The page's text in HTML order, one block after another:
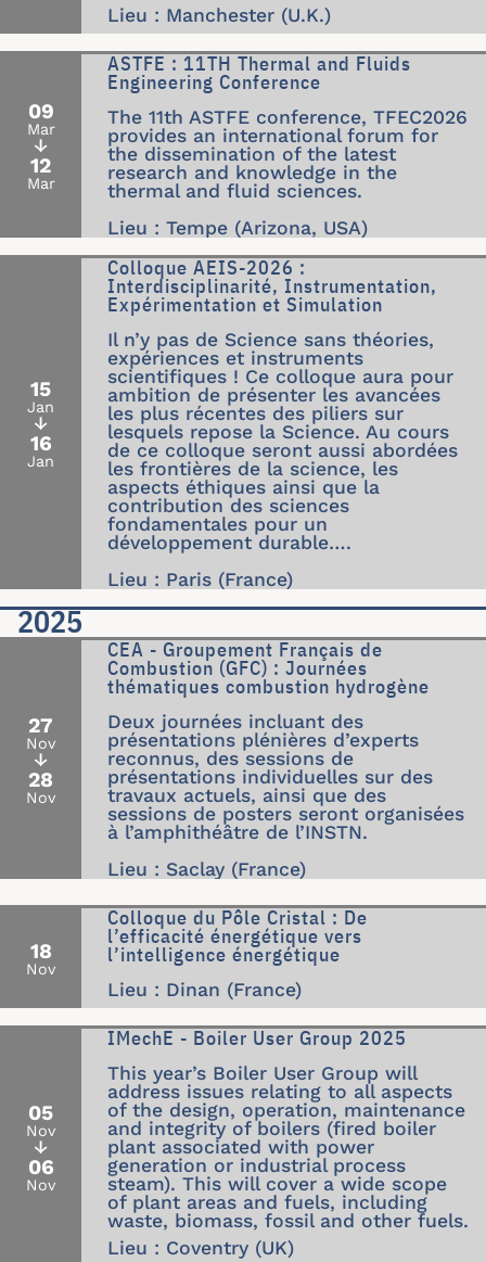
Lieu : Manchester (U.K.)
09
Mar
↓
12
Mar
ASTFE : 11TH Thermal and Fluids
Engineering Conference
The 11th ASTFE conference, TFEC2026
provides an international forum for
the dissemination of the latest
research and knowledge in the
thermal and fluid sciences.
Lieu : Tempe (Arizona, USA)
15
Jan
↓
16
Jan
Colloque AEIS-2026 :
Interdisciplinarité, Instrumentation,
Expérimentation et Simulation
Il n’y pas de Science sans théories,
expériences et instruments
scientifiques ! Ce colloque aura pour
ambition de présenter les avancées
les plus récentes des piliers sur
lesquels repose la Science. Au cours
de ce colloque seront aussi abordées
les frontières de la science, les
aspects éthiques ainsi que la
contribution des sciences
fondamentales pour un
développement durable….
Lieu : Paris (France)
2025
27
Nov
↓
28
Nov
CEA - Groupement Français de
Combustion (GFC) : Journées
thématiques combustion hydrogène
Deux journées incluant des
présentations plénières d’experts
reconnus, des sessions de
présentations individuelles sur des
travaux actuels, ainsi que des
sessions de posters seront organisées
à l’amphithéâtre de l’INSTN.
Lieu : Saclay (France)
18
Nov
Colloque du Pôle Cristal : De
l’efficacité énergétique vers
l’intelligence énergétique
Lieu : Dinan (France)
05
Nov
↓
06
Nov
IMechE - Boiler User Group 2025
This year’s Boiler User Group will
address issues relating to all aspects
of the design, operation, maintenance
and integrity of boilers (fired boiler
plant associated with power
generation or industrial process
steam). This will cover a wide scope
of plant areas and fuels, including
waste, biomass, fossil and other fuels.
Lieu : Coventry (UK)